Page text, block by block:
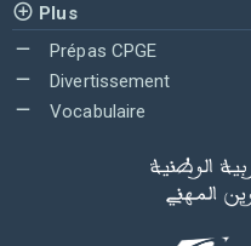
Plus
Prépas CPGE
Divertissement
Vocabulaire